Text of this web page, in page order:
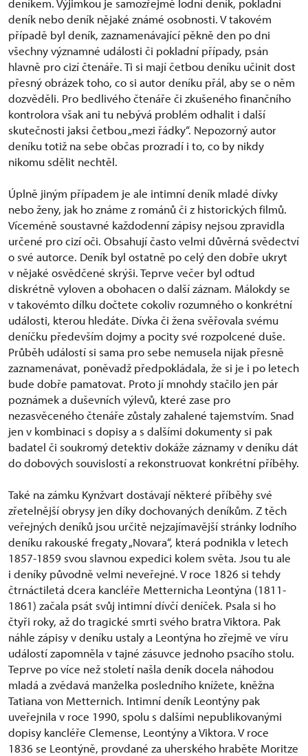
deníkem. Výjimkou je samozřejmě lodní deník, pokladní
deník nebo deník nějaké známé osobnosti. V takovém
případě byl deník, zaznamenávající pěkně den po dni
všechny významné události či pokladní případy, psán
hlavně pro cizí čtenáře. Ti si mají četbou deníku učinit dost
přesný obrázek toho, co si autor deníku přál, aby se o něm
dozvěděli. Pro bedlivého čtenáře či zkušeného finančního
kontrolora však ani tu nebývá problém odhalit i další
skutečnosti jaksi četbou „mezi řádky“. Nepozorný autor
deníku totiž na sebe občas prozradí i to, co by nikdy
nikomu sdělit nechtěl.
Úplně jiným případem je ale intimní deník mladé dívky
nebo ženy, jak ho známe z románů či z historických filmů.
Víceméně soustavné každodenní zápisy nejsou zpravidla
určené pro cizí oči. Obsahují často velmi důvěrná svědectví
o své autorce. Deník byl ostatně po celý den dobře ukryt
v nějaké osvědčené skrýši. Teprve večer byl odtud
diskrétně vyloven a obohacen o další záznam. Málokdy se
v takovémto dílku dočtete cokoliv rozumného o konkrétní
události, kterou hledáte. Dívka či žena svěřovala svému
deníčku především dojmy a pocity své rozpolcené duše.
Průběh událostí si sama pro sebe nemusela nijak přesně
zaznamenávat, poněvadž předpokládala, že si je i po letech
bude dobře pamatovat. Proto jí mnohdy stačilo jen pár
poznámek a duševních výlevů, které zase pro
nezasvěceného čtenáře zůstaly zahalené tajemstvím. Snad
jen v kombinaci s dopisy a s dalšími dokumenty si pak
badatel či soukromý detektiv dokáže záznamy v deníku dát
do dobových souvislostí a rekonstruovat konkrétní příběhy.
Také na zámku Kynžvart dostávají některé příběhy své
zřetelnější obrysy jen díky dochovaných deníkům. Z těch
veřejných deníků jsou určitě nejzajímavější stránky lodního
deníku rakouské fregaty „Novara“, která podnikla v letech
1857-1859 svou slavnou expedici kolem světa. Jsou tu ale
i deníky původně velmi neveřejné. V roce 1826 si tehdy
čtrnáctiletá dcera kancléře Metternicha Leontýna (1811-
1861) začala psát svůj intimní dívčí deníček. Psala si ho
čtyři roky, až do tragické smrti svého bratra Viktora. Pak
náhle zápisy v deníku ustaly a Leontýna ho zřejmě ve víru
událostí zapomněla v tajné zásuvce jednoho psacího stolu.
Teprve po více než století našla deník docela náhodou
mladá a zvědavá manželka posledního knížete, kněžna
Tatiana von Metternich. Intimní deník Leontýny pak
uveřejnila v roce 1990, spolu s dalšími nepublikovanými
dopisy kancléře Clemense, Leontýny a Viktora. V roce
1836 se Leontýně, provdané za uherského hraběte Moritze